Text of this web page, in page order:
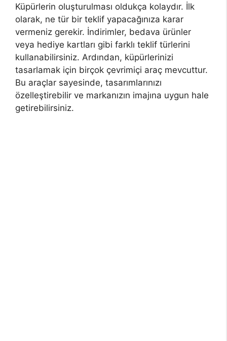
Küpürlerin oluşturulması oldukça kolaydır. İlk
olarak, ne tür bir teklif yapacağınıza karar
vermeniz gerekir. İndirimler, bedava ürünler
veya hediye kartları gibi farklı teklif türlerini
kullanabilirsiniz. Ardından, küpürlerinizi
tasarlamak için birçok çevrimiçi araç mevcuttur.
Bu araçlar sayesinde, tasarımlarınızı
özelleştirebilir ve markanızın imajına uygun hale
getirebilirsiniz.